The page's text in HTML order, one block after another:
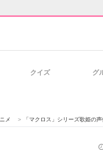
クイズ グ
メ > 「マクロス」シリーズ歌姫の声優人気ラン